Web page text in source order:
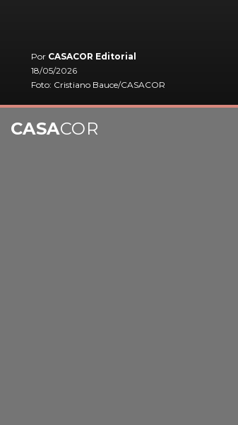
Por CASACOR Editorial
18/05/2026
Foto: Cristiano Bauce/CASACOR
CASACOR